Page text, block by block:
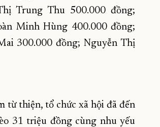
Trung Thu 500.000 đồng;
Minh Hùng 400.000 đồng;
300.000 đồng; Nguyễn Thị
từ thiện, tổ chức xã hội đã đến
31 triệu đồng cùng nhu yếu